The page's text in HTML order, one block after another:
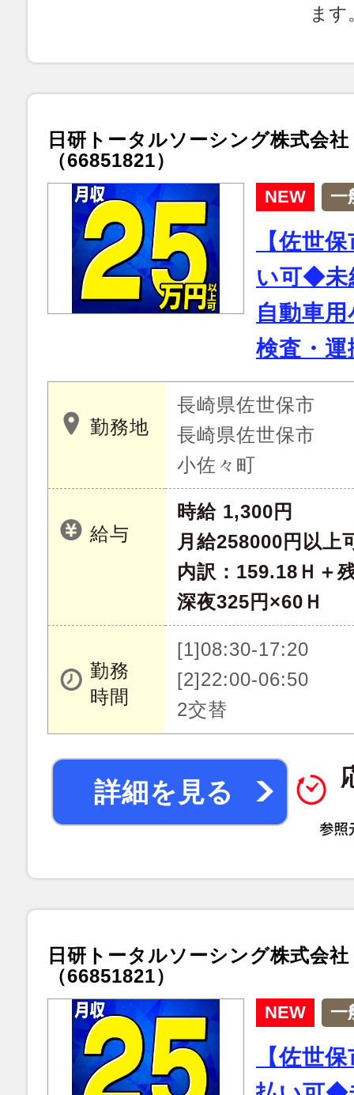
ま
日研トータルソーシング株式会
（66851821）
NEW 一
【佐世
い可◆未
自動車
検査・運
勤務地
長崎県佐世保市
長崎県佐世保市
小佐々町
給与
時給 1,300円
月給258000円以上
内訳：159.18Ｈ＋
深夜325円×60Ｈ
勤務
時間
[1]08:30-17:20
[2]22:00-06:50
2交替
詳細を見る
日研トータルソーシング株式会
（66851821）
NEW 一
【佐世